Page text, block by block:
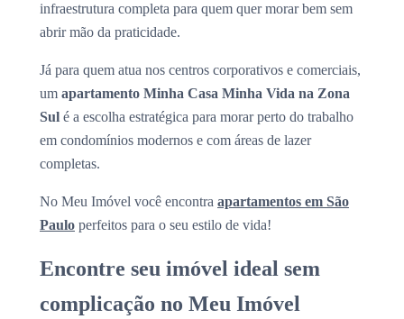
infraestrutura completa para quem quer morar bem sem
abrir mão da praticidade.
Já para quem atua nos centros corporativos e comerciais,
um apartamento Minha Casa Minha Vida na Zona
Sul é a escolha estratégica para morar perto do trabalho
em condomínios modernos e com áreas de lazer
completas.
No Meu Imóvel você encontra apartamentos em São
Paulo perfeitos para o seu estilo de vida!
Encontre seu imóvel ideal sem
complicação no Meu Imóvel